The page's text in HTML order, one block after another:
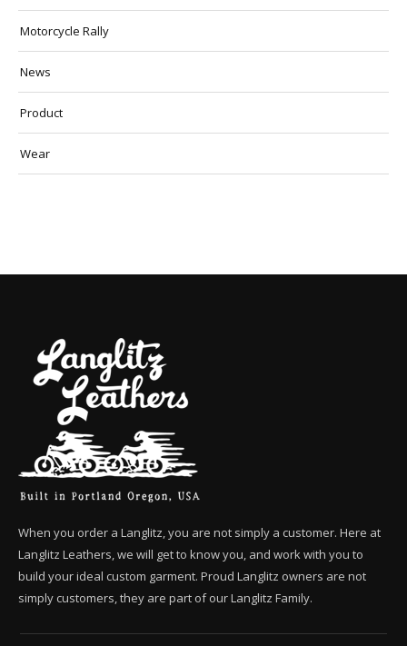
Motorcycle Rally
News
Product
Wear
When you order a Langlitz, you are not simply a customer. Here at
Langlitz Leathers, we will get to know you, and work with you to
build your ideal custom garment. Proud Langlitz owners are not
simply customers, they are part of our Langlitz Family.